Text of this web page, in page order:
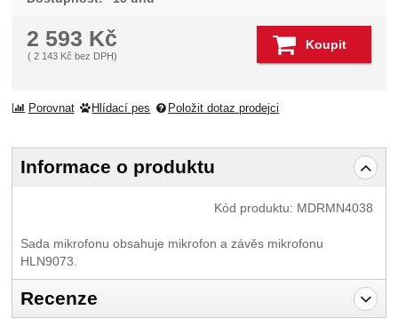
2 593 Kč
(2 143 Kč bez DPH)
Koupit
Porovnat Hlídací pes Položit dotaz prodejci
Informace o produktu
Kód produktu: MDRMN4038
Sada mikrofonu obsahuje mikrofon a závěs mikrofonu
HLN9073.
Recenze